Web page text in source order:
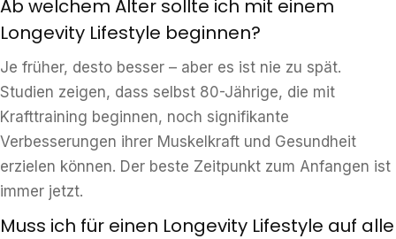
Ab welchem Alter sollte ich mit einem
Longevity Lifestyle beginnen?
Je früher, desto besser – aber es ist nie zu spät.
Studien zeigen, dass selbst 80-Jährige, die mit
Krafttraining beginnen, noch signifikante
Verbesserungen ihrer Muskelkraft und Gesundheit
erzielen können. Der beste Zeitpunkt zum Anfangen ist
immer jetzt.
Muss ich für einen Longevity Lifestyle auf alle